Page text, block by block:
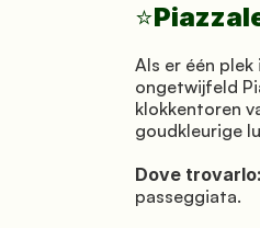
⭐
Als er één
ongetwijfeld
klokkentoren
goudkleurige
Dove trovarlo:
passeggiata.